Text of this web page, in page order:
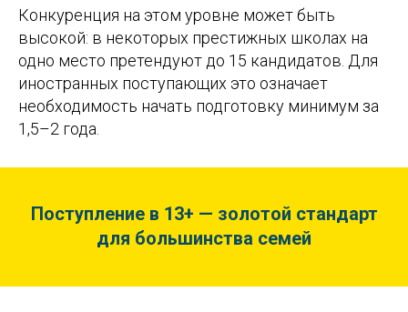
Конкуренция на этом уровне может быть
высокой: в некоторых престижных школах на
одно место претендуют до 15 кандидатов. Для
иностранных поступающих это означает
необходимость начать подготовку минимум за
1,5–2 года.
Поступление в 13+ — золотой стандарт
для большинства семей